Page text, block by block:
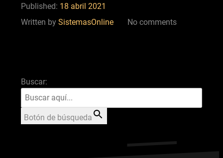
Published: 18 abril 2021
Written by SistemasOnline No comments
Buscar:
Botón de búsqueda